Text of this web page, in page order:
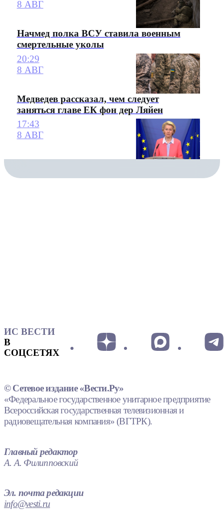
8 АВГ
Начмед полка ВСУ ставила военным
смертельные уколы
20:29
8 АВГ
Медведев рассказал, чем следует
заняться главе ЕК фон дер Ляйен
17:43
8 АВГ
ИС ВЕСТИ
В
СОЦСЕТЯХ
© Сетевое издание «Вести.Ру»
«Федеральное государственное унитарное предприятие
Всероссийская государственная телевизионная и
радиовещательная компания» (ВГТРК).
Главный редактор
А. А. Филипповский
Эл. почта редакции
info@vesti.ru